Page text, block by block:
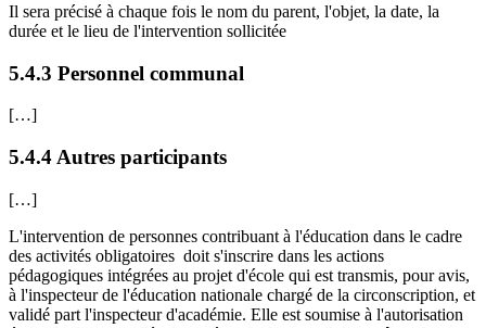
Il sera précisé à chaque fois le nom du parent, l'objet, la date, la
durée et le lieu de l'intervention sollicitée
5.4.3 Personnel communal
[…]
5.4.4 Autres participants
[…]
L'intervention de personnes contribuant à l'éducation dans le cadre
des activités obligatoires doit s'inscrire dans les actions
pédagogiques intégrées au projet d'école qui est transmis, pour avis,
à l'inspecteur de l'éducation nationale chargé de la circonscription, et
validé part l'inspecteur d'académie. Elle est soumise à l'autorisation